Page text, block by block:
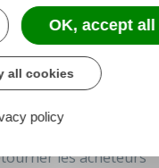
de l'entreprise
le volume est
lourds,
lourd sur les
des capitaux.
les acheteurs
OK, accept all
all cookies
policy